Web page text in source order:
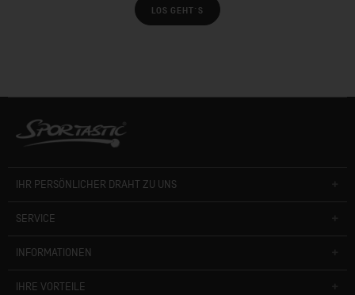
LOS GEHT´S
IHR PERSÖNLICHER DRAHT ZU UNS
SERVICE
INFORMATIONEN
IHRE VORTEILE